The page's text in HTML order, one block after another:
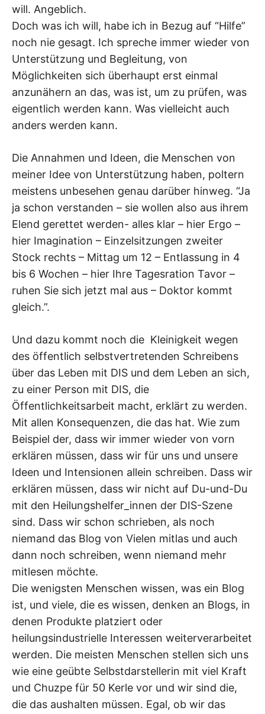
will. Angeblich.
Doch was ich will, habe ich in Bezug auf “Hilfe”
noch nie gesagt. Ich spreche immer wieder von
Unterstützung und Begleitung, von
Möglichkeiten sich überhaupt erst einmal
anzunähern an das, was ist, um zu prüfen, was
eigentlich werden kann. Was vielleicht auch
anders werden kann.
Die Annahmen und Ideen, die Menschen von
meiner Idee von Unterstützung haben, poltern
meistens unbesehen genau darüber hinweg. “Ja
ja schon verstanden – sie wollen also aus ihrem
Elend gerettet werden- alles klar – hier Ergo –
hier Imagination – Einzelsitzungen zweiter
Stock rechts – Mittag um 12 – Entlassung in 4
bis 6 Wochen – hier Ihre Tagesration Tavor –
ruhen Sie sich jetzt mal aus – Doktor kommt
gleich.”.
Und dazu kommt noch die Kleinigkeit wegen
des öffentlich selbstvertretenden Schreibens
über das Leben mit DIS und dem Leben an sich,
zu einer Person mit DIS, die
Öffentlichkeitsarbeit macht, erklärt zu werden.
Mit allen Konsequenzen, die das hat. Wie zum
Beispiel der, dass wir immer wieder von vorn
erklären müssen, dass wir für uns und unsere
Ideen und Intensionen allein schreiben. Dass wir
erklären müssen, dass wir nicht auf Du-und-Du
mit den Heilungshelfer_innen der DIS-Szene
sind. Dass wir schon schrieben, als noch
niemand das Blog von Vielen mitlas und auch
dann noch schreiben, wenn niemand mehr
mitlesen möchte.
Die wenigsten Menschen wissen, was ein Blog
ist, und viele, die es wissen, denken an Blogs, in
denen Produkte platziert oder
heilungsindustrielle Interessen weiterverarbeitet
werden. Die meisten Menschen stellen sich uns
wie eine geübte Selbstdarstellerin mit viel Kraft
und Chuzpe für 50 Kerle vor und wir sind die,
die das aushalten müssen. Egal, ob wir das